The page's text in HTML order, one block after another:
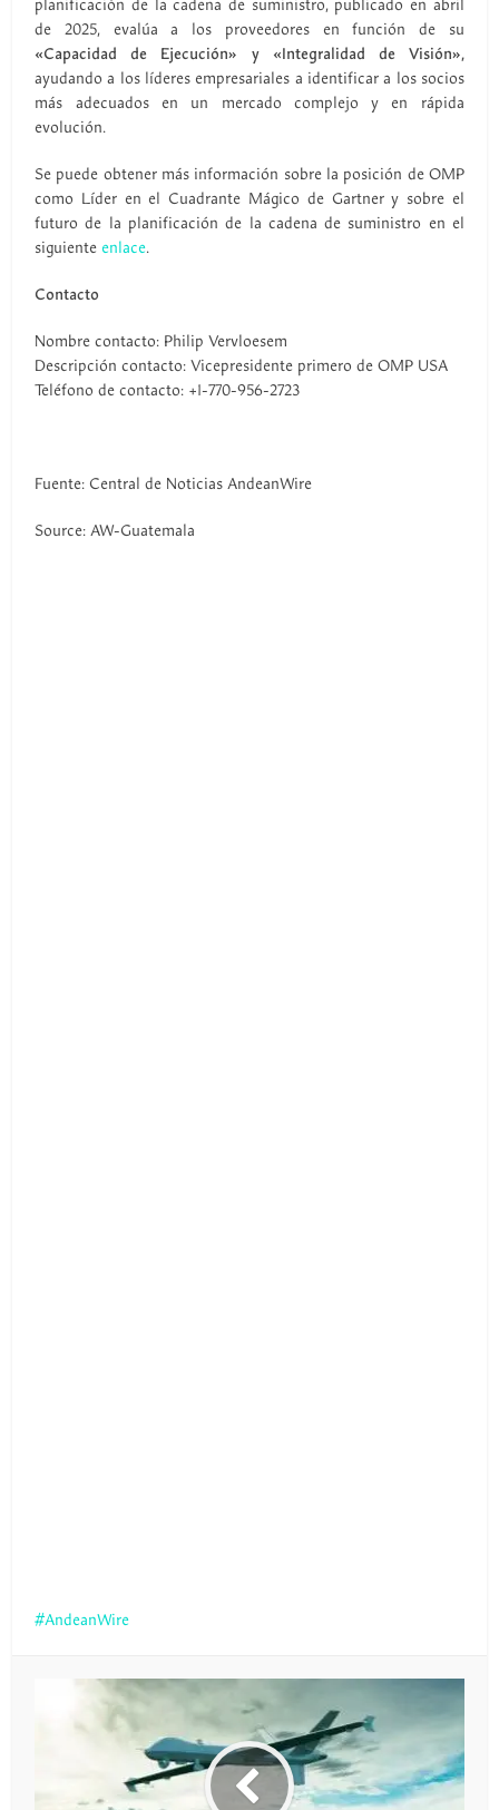
planificación de la cadena de suministro, publicado en abril
de 2025, evalúa a los proveedores en función de su
«Capacidad de Ejecución» y «Integralidad de Visión»,
ayudando a los líderes empresariales a identificar a los socios
más adecuados en un mercado complejo y en rápida
evolución.
Se puede obtener más información sobre la posición de OMP
como Líder en el Cuadrante Mágico de Gartner y sobre el
futuro de la planificación de la cadena de suministro en el
siguienteenlace.
Contacto
Nombre contacto: Philip Vervloesem
Descripción contacto: Vicepresidente primero de OMP USA
Teléfono de contacto: +1-770-956-2723
Fuente: Central de Noticias AndeanWire
Source: AW-Guatemala
AndeanWire